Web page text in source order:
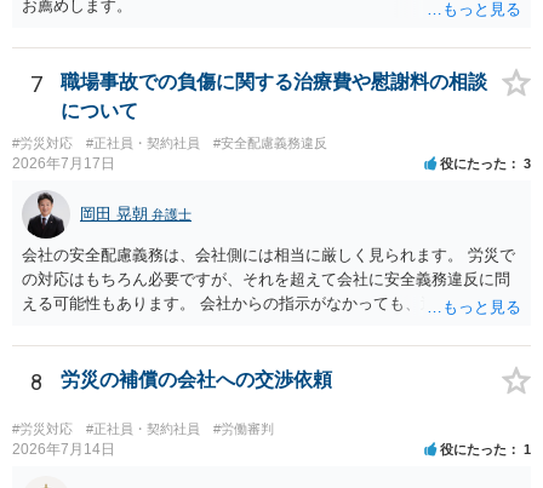
お薦めします。
7
職場事故での負傷に関する治療費や慰謝料の相談
について
#労災対応 #正社員・契約社員 #安全配慮義務違反
2026年7月17日 役にたった 3
岡田 晃朝 弁護士
会社の安全配慮義務は、会社側には相当に厳しく見られます。 労災で
の対応はもちろん必要ですが、それを超えて会社に安全義務違反に問
える可能性もあります。 会社からの指示がなかっても、逆に危険な作
実地指導をしていないことが問題になった事例もあります。ですの
で、指示が無ければ免責されるわけではありません。責任追及の交渉
8 労災の補償の会社への交渉依頼
#労災対応 #正社員・契約社員 #労働審判
2026年7月14日 役にたった 1